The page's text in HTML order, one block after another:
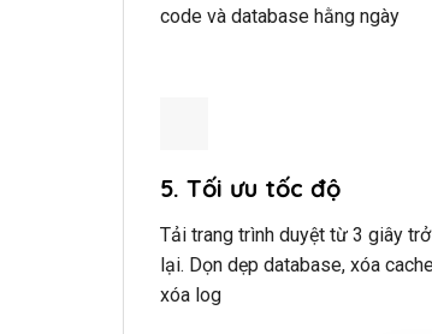
code và database hằng ngày
5. Tối ưu tốc độ
Tải trang trình duyệt từ 3 giây trở
lại. Dọn dẹp database, xóa
xóa log